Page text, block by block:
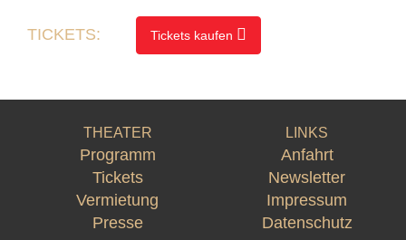
TICKETS: Tickets kaufen
THEATER
Programm
Tickets
Vermietung
Presse
LINKS
Anfahrt
Newsletter
Impressum
Datenschutz